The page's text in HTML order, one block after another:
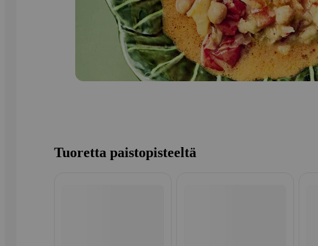
Tuoretta paistopisteeltä